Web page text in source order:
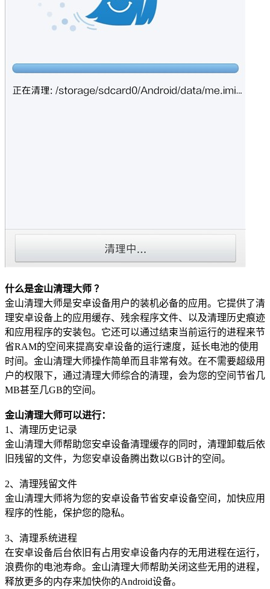
什么是金山清理大师 ？
金山清理大师是安卓设备用户的装机必备的应用。它提供了清
理安卓设备上的应用缓存、残余程序文件、以及清理历史痕迹
和应用程序的安装包。它还可以通过结束当前运行的进程来节
省RAM的空间来提高安卓设备的运行速度，延长电池的使用
时间。金山清理大师操作简单而且非常有效。在不需要超级用
户的权限下，通过清理大师综合的清理，会为您的空间节省几
MB甚至几GB的空间。
金山清理大师可以进行：
1、清理历史记录
金山清理大师帮助您安卓设备清理缓存的同时，清理卸载后依
旧残留的文件，为您安卓设备腾出数以GB计的空间。
2、清理残留文件
金山清理大师将为您的安卓设备节省安卓设备空间，加快应用
程序的性能，保护您的隐私。
3、清理系统进程
在安卓设备后台依旧有占用安卓设备内存的无用进程在运行，
浪费你的电池寿命。金山清理大师帮助关闭这些无用的进程，
释放更多的内存来加快你的Android设备。